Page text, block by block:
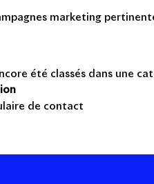
marketing
été classés dans une
de contact